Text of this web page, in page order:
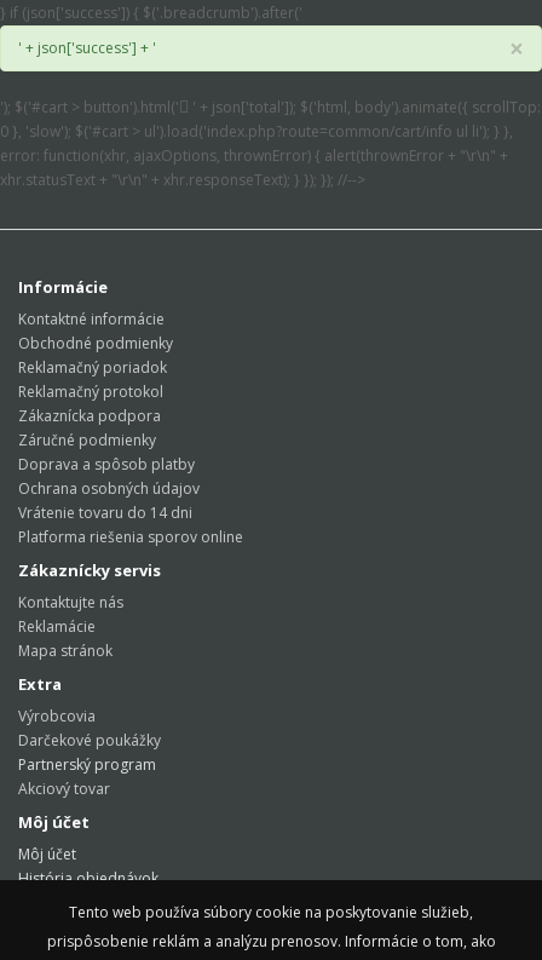
Tento web používa súbory cookie na poskytovanie služieb,
prispôsobenie reklám a analýzu prenosov. Informácie o tom, ako
Tento web používa súbory cookie na poskytovanie služieb,
prispôsobenie reklám a analýzu prenosov. Informácie o tom, ako
} if (json['success']) { $('.breadcrumb').after('
' + json['success'] + '
×
'); $('#cart > button').html('
' + json['total']); $('html, body').animate({ scrollTop:
0 }, 'slow'); $('#cart > ul').load('index.php?route=common/cart/info ul li'); } },
error: function(xhr, ajaxOptions, thrownError) { alert(thrownError + "\r\n" +
xhr.statusText + "\r\n" + xhr.responseText); } }); }); //-->
Informácie
Kontaktné informácie
Obchodné podmienky
Reklamačný poriadok
Reklamačný protokol
Zákaznícka podpora
Záručné podmienky
Doprava a spôsob platby
Ochrana osobných údajov
Vrátenie tovaru do 14 dni
Platforma riešenia sporov online
Zákaznícky servis
Kontaktujte nás
Reklamácie
Mapa stránok
Extra
Výrobcovia
Darčekové poukážky
Partnerský program
Akciový tovar
Môj účet
Môj účet
História objednávok
Obľúbené produkty